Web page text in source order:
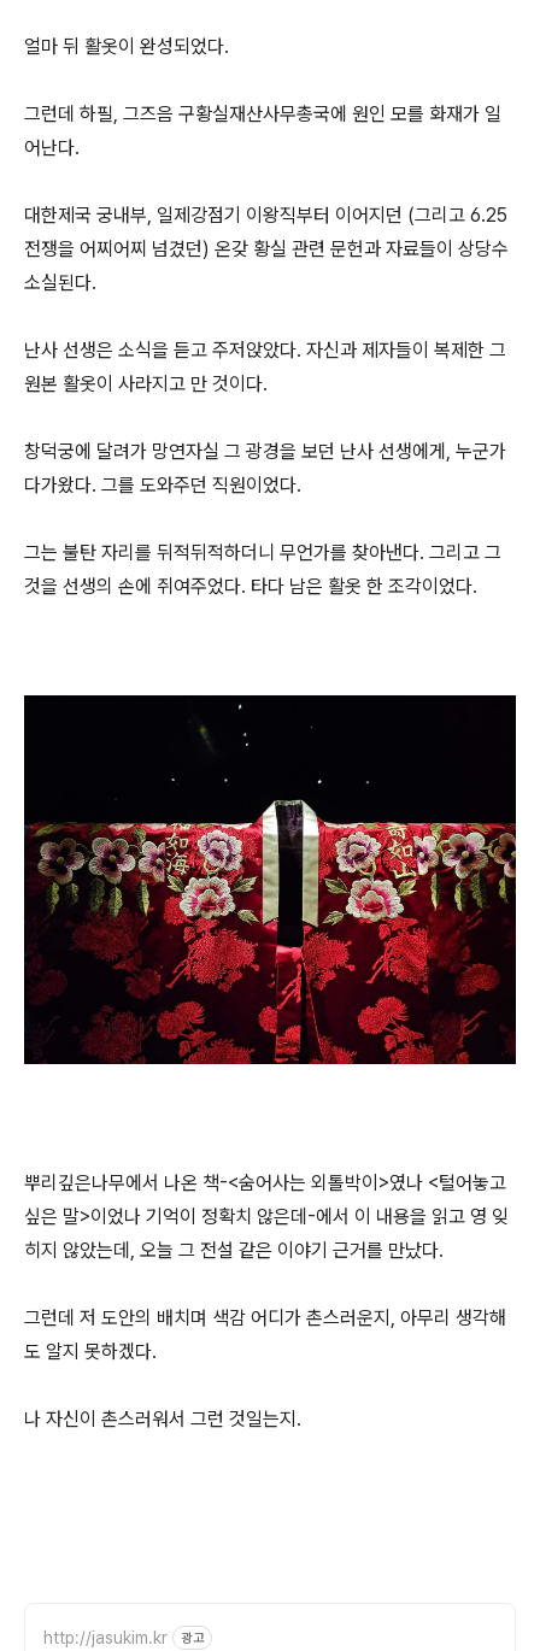
얼마 뒤 활옷이 완성되었다.
그런데 하필, 그즈음 구황실재산사무총국에 원인 모를 화재가 일
어난다.
대한제국 궁내부, 일제강점기 이왕직부터 이어지던 (그리고 6.25
전쟁을 어찌어찌 넘겼던) 온갖 황실 관련 문헌과 자료들이 상당수
소실된다.
난사 선생은 소식을 듣고 주저앉았다. 자신과 제자들이 복제한 그
원본 활옷이 사라지고 만 것이다.
창덕궁에 달려가 망연자실 그 광경을 보던 난사 선생에게, 누군가
다가왔다. 그를 도와주던 직원이었다.
그는 불탄 자리를 뒤적뒤적하더니 무언가를 찾아낸다. 그리고 그
것을 선생의 손에 쥐여주었다. 타다 남은 활옷 한 조각이었다.
뿌리깊은나무에서 나온 책-<숨어사는 외톨박이>였나 <털어놓고
싶은 말>이었나 기억이 정확치 않은데-에서 이 내용을 읽고 영 잊
히지 않았는데, 오늘 그 전설 같은 이야기 근거를 만났다.
그런데 저 도안의 배치며 색감 어디가 촌스러운지, 아무리 생각해
도 알지 못하겠다.
나 자신이 촌스러워서 그런 것일는지.
http://jasukim.kr 광고